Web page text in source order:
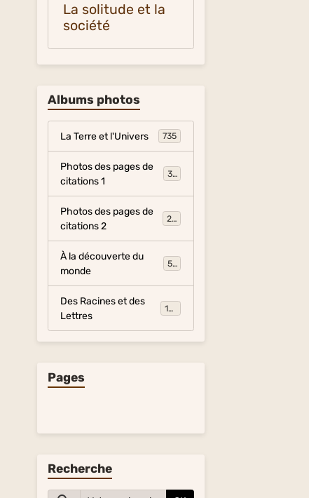
La solitude et la
société
Albums photos
La Terre et l'Univers 735
Photos des pages de
citations 1
317
Photos des pages de
citations 2
281
À la découverte du
monde
54
Des Racines et des
Lettres
134
Pages
Recherche